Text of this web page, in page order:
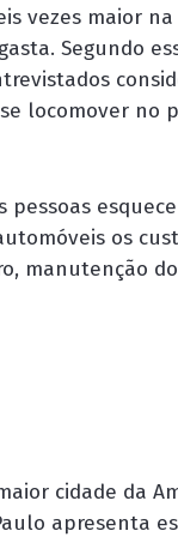
vezes maior
Segundo
locomover no
pessoas
os
manutenção
cidade da
apresenta